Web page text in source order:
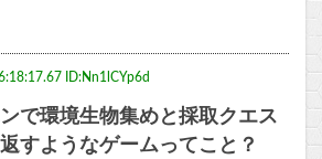
ID:Nn1lCYp6d
で環境生物集めと採取クエス
すようなゲームってこと？